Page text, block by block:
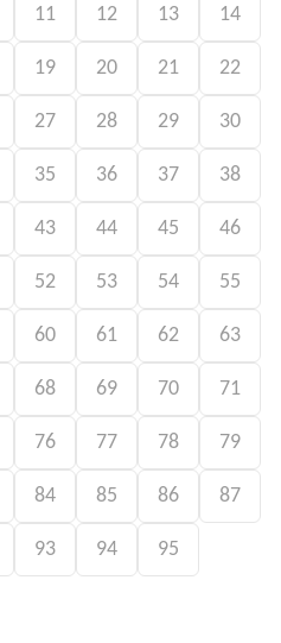
11 12 13 14
19 20 21 22
27 28 29 30
35 36 37 38
43 44 45 46
52 53 54 55
60 61 62 63
68 69 70 71
76 77 78 79
84 85 86 87
93 94 95